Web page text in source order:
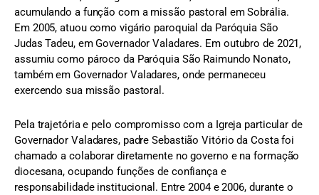
acumulando a função com a missão pastoral em Sobrália.
Em 2005, atuou como vigário paroquial da Paróquia São
Judas Tadeu, em Governador Valadares. Em outubro de 2021,
assumiu como pároco da Paróquia São Raimundo Nonato,
também em Governador Valadares, onde permaneceu
exercendo sua missão pastoral.
Pela trajetória e pelo compromisso com a Igreja particular de
Governador Valadares, padre Sebastião Vitório da Costa foi
chamado a colaborar diretamente no governo e na formação
diocesana, ocupando funções de confiança e
responsabilidade institucional. Entre 2004 e 2006, durante o